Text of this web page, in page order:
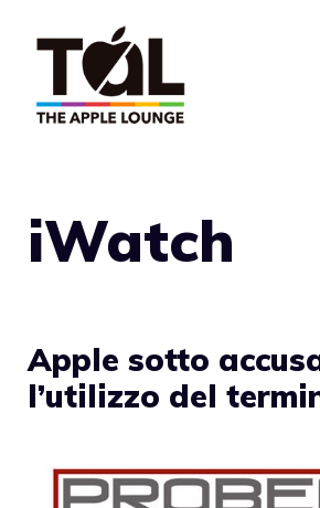
contenuto
iWatch
Apple sotto
l’utilizzo del